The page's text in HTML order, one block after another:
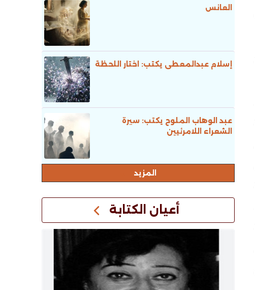
العانس
إسلام عبدالمعطى يكتب: اختار اللحظة
عبد الوهاب الملوح يكتب: سيرة
الشعراء اللامرئيين
المزيد
أعيان الكتابة